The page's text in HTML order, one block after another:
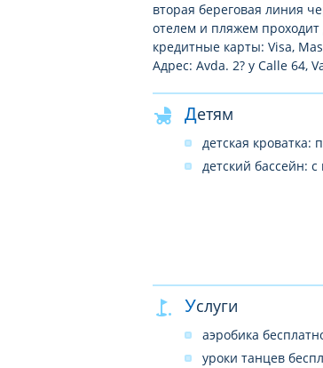
вторая береговая линия
отелем и пляжем
кредитные карты: Visa,
Адрес: Avda. 2? y Calle 64,
Детям
детская кроватка:
детский бассейн:
Услуги
аэробика
уроки танцев